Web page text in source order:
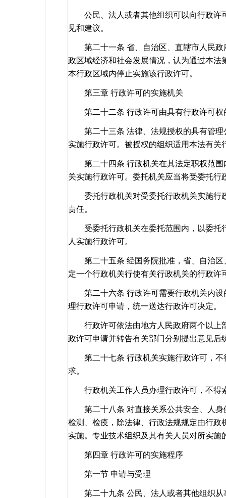
公民、法人或者其他组织可以向行政许
见和建议。
第二十一条 省、自治区、直辖市人民政
政区域经济和社会发展情况，认为通过本
本行政区域内停止实施该行政许可。
第三章 行政许可的实施机关
第二十二条 行政许可由具有行政许可权
第二十三条 法律、法规授权的具有管理
实施行政许可。被授权的组织适用本法有关
第二十四条 行政机关在其法定职权范围
关实施行政许可。委托机关应当将受委托
委托行政机关对受委托行政机关实施行
责任。
受委托行政机关在委托范围内，以委托
人实施行政许可。
第二十五条 经国务院批准，省、自治区
定一个行政机关行使有关行政机关的行政许
第二十六条 行政许可需要行政机关内设
理行政许可申请，统一送达行政许可决定。
行政许可依法由地方人民政府两个以上
政许可申请并转告有关部门分别提出意见
第二十七条 行政机关实施行政许可，不
求。
行政机关工作人员办理行政许可，不得
第二十八条 对直接关系公共安全、人身
检测、检疫，除法律、行政法规规定由行
实施。专业技术组织及其有关人员对所
第四章 行政许可的实施程序
第一节 申请与受理
第二十九条 公民、法人或者其他组织从